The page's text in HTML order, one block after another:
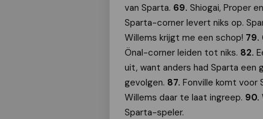
van Sparta. 69. Shiogai, Proper
Sparta-corner levert niks op.
Willems krijgt me een schop! 79.
Önal-corner leiden tot niks. 82.
uit, want anders had Sparta een
gevolgen. 87. Fonville komt voor
Willems daar te laat ingreep. 90.
Sparta-speler.